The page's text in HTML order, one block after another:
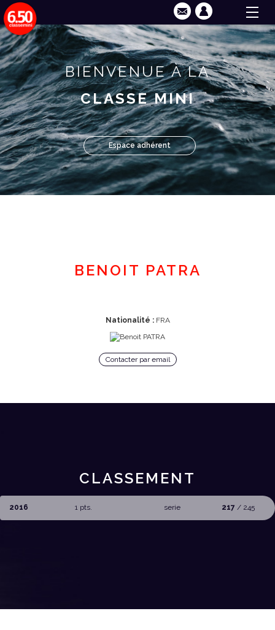
BIENVENUE À LA
CLASSE MINI
Espace adhérent
BENOIT PATRA
Nationalité :FRA
Contacter par email
CLASSEMENT
2016 1 pts. serie 217 / 245